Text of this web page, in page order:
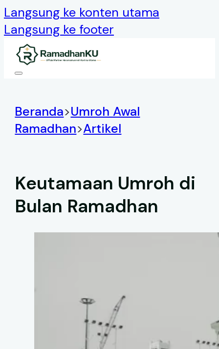
Langsung ke konten utama
Langsung ke footer
Beranda>Umroh Awal
Ramadhan>Artikel
Keutamaan Umroh di
Bulan Ramadhan